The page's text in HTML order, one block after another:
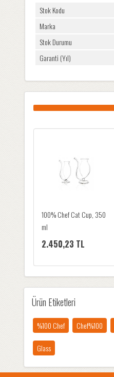
Stok Kodu
Marka
Stok Durumu
Garanti (Yıl)
100% Chef Wood Trunk
Glass
4.523,97 TL
Ürün Etiketleri
%100 Chef Chef%100
Glass